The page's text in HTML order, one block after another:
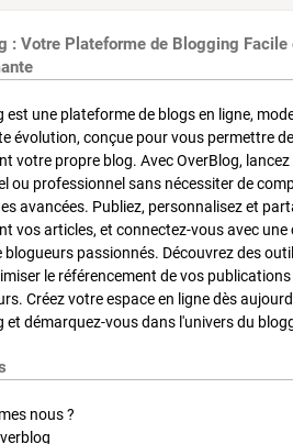
: Votre Plateforme de Blogging Facile
est une plateforme de blogs en ligne,
évolution, conçue pour vous permettre
votre propre blog. Avec OverBlog,
ou professionnel sans nécessiter de
avancées. Publiez, personnalisez et
vos articles, et connectez-vous avec
blogueurs passionnés. Découvrez des
le référencement de vos
Créez votre espace en ligne dès
et démarquez-vous dans l'univers du
nous ?